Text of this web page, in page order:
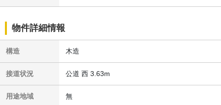
物件詳細情報
構造 木造
接道状況 公道 西 3.63m
用途地域 無